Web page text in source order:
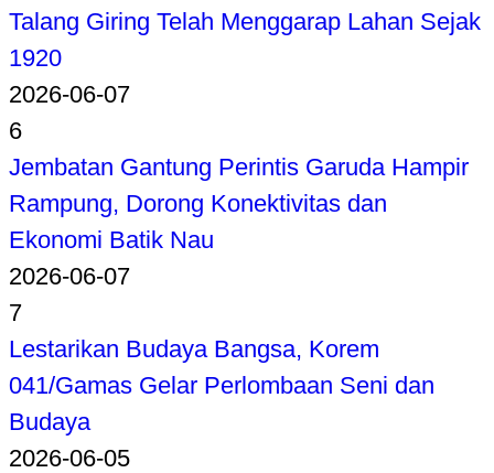
Talang Giring Telah Menggarap Lahan Sejak
1920
2026-06-07
6
Jembatan Gantung Perintis Garuda Hampir
Rampung, Dorong Konektivitas dan
Ekonomi Batik Nau
2026-06-07
7
Lestarikan Budaya Bangsa, Korem
041/Gamas Gelar Perlombaan Seni dan
Budaya
2026-06-05